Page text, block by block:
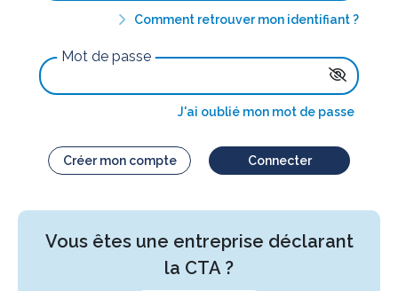
Comment retrouver mon identifiant ?
Mot de passe
J'ai oublié mon mot de passe
Créer mon compte Connecter
Vous êtes une entreprise déclarant
la CTA ?